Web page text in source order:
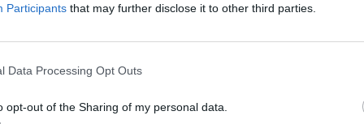
Participants that may further disclose it to other third parties.
Data Processing Opt Outs
opt-out of the Sharing of my personal data.
y con el potencial de la estabilidad política",
a pesar de que ironiza con que "también
lo que va mal podría ir peor".
(a pesar de que también hay algunos